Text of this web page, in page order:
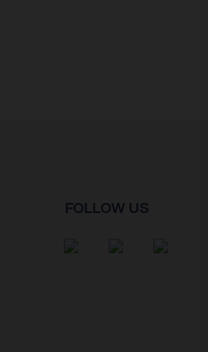
FOLLOW US